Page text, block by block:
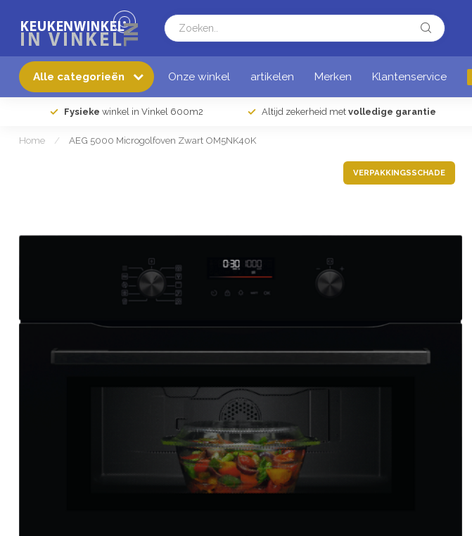
Alle categorieën Onze winkel artikelen Merken Klantenservice
Fysieke winkel in Vinkel 600m2 Altijd zekerheid met volledige garantie
Home / AEG 5000 Microgolfoven Zwart OM5NK40K
VERPAKKINGSSCHADE